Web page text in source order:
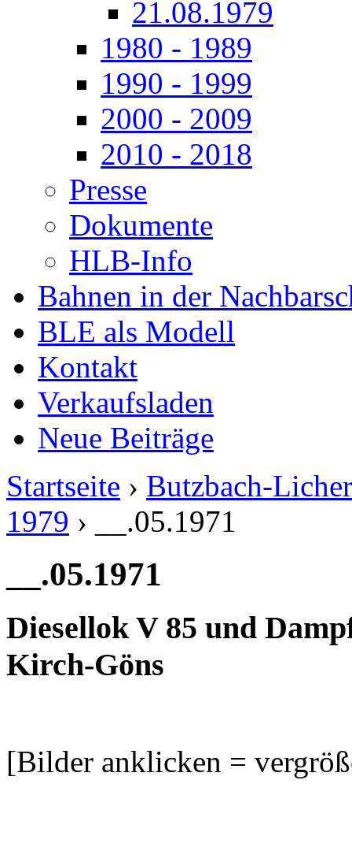
21.08.1979
1980 - 1989
1990 - 1999
2000 - 2009
2010 - 2018
Presse
Dokumente
HLB-Info
Bahnen in der
BLE als Modell
Kontakt
Verkaufsladen
Neue Beiträge
Startseite › Butzbach-
1979 › __.05.1971
__.05.1971
Diesellok V 85 und
Kirch-Göns
[Bilder anklicken =